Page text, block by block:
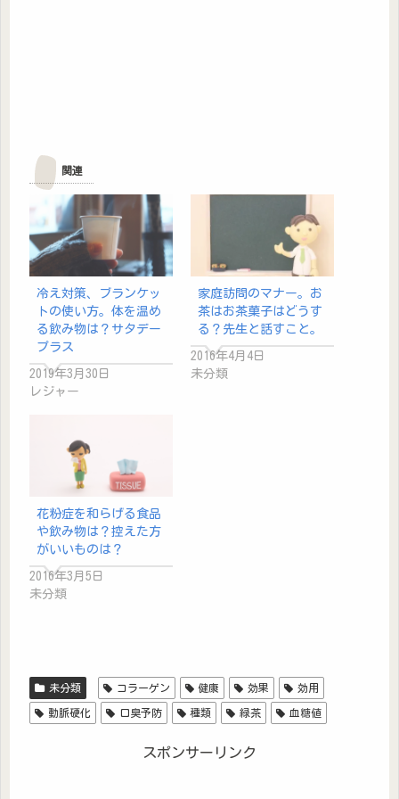
関連
冷え対策、ブランケッ
トの使い方。体を温め
る飲み物は？サタデー
プラス
2019年3月30日
レジャー
家庭訪問のマナー。お
茶はお茶菓子はどうす
る？先生と話すこと。
2016年4月4日
未分類
花粉症を和らげる食品
や飲み物は？控えた方
がいいものは？
2016年3月5日
未分類
未分類 コラーゲン 健康 効果 効用
動脈硬化 口臭予防 種類 緑茶 血糖値
スポンサーリンク